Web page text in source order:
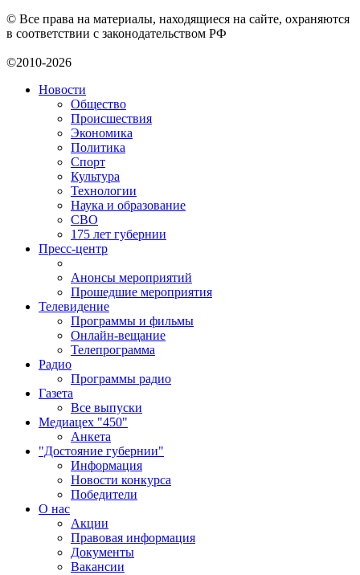
© Все права на материалы, находящиеся на сайте, охраняются
в соответствии с законодательством РФ
©2010-2026
Новости
Общество
Происшествия
Экономика
Политика
Спорт
Культура
Технологии
Наука и образование
СВО
175 лет губернии
Пресс-центр
Анонсы мероприятий
Прошедшие мероприятия
Телевидение
Программы и фильмы
Онлайн-вещание
Телепрограмма
Радио
Программы радио
Газета
Все выпуски
Медиацех "450"
Анкета
"Достояние губернии"
Информация
Новости конкурса
Победители
О нас
Акции
Правовая информация
Документы
Вакансии